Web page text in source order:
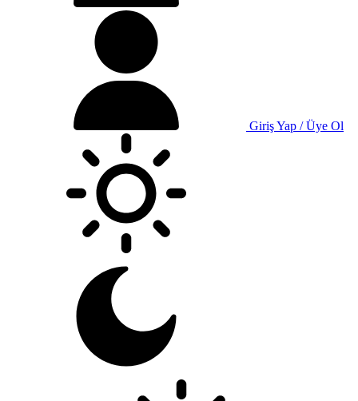
Giriş Yap / Üye Ol